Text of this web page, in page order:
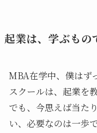
起業は、学ぶもの
MBA在学中、僕はず
スクールは、起業を
でも、今思えば当た
い、必要なのは一歩